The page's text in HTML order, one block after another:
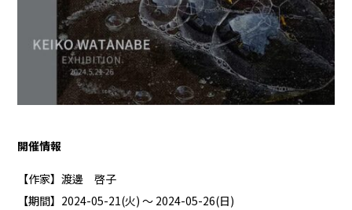
開催情報
【作家】渡邊 啓子
【期間】2024-05-21(火) ～ 2024-05-26(日)